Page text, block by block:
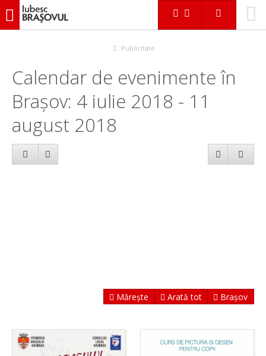
iubescbraşovul.ro
Publicitate
Calendar de evenimente în
Brașov: 4 iulie 2018 - 11
august 2018
Mărește Arată tot Brașov